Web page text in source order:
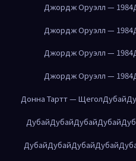
Джордж Оруэлл — 1984
Джордж Оруэлл — 1984
Джордж Оруэлл — 1984
Джордж Оруэлл — 1984
Донна Тартт — ЩеголДубай
ДубайДубайДубайДубай
ДубайДубайДубайДубай